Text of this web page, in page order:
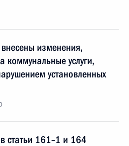
изменения,
коммунальные услуги,
установленных
статьи 161–1 и 164